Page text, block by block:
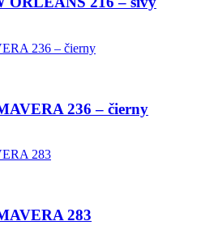
236 – čierny
283